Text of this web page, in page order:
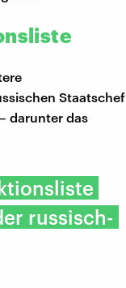
Staatschef
darunter das
russisch-